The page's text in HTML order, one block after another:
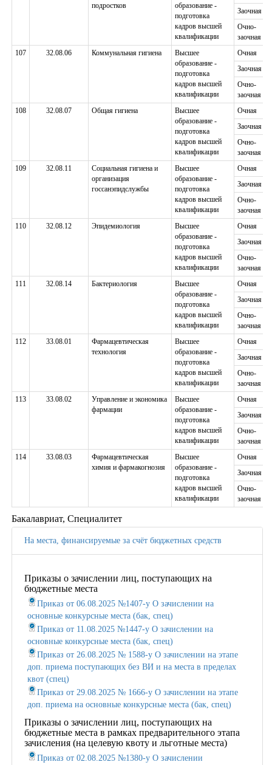
подростков
образование -
подготовка
кадров высшей
квалификации
Заочная
Очно-
заочная
107
32.08.06 Коммунальная гигиена
Высшее
образование -
подготовка
кадров высшей
квалификации
Очная
Заочная
Очно-
заочная
108
32.08.07 Общая гигиена
Высшее
образование -
подготовка
кадров высшей
квалификации
Очная
Заочная
Очно-
заочная
109
32.08.11
Социальная гигиена и
организация
госсанэпидслужбы
Высшее
образование -
подготовка
кадров высшей
квалификации
Очная
Заочная
Очно-
заочная
110
32.08.12 Эпидемиология
Высшее
образование -
подготовка
кадров высшей
квалификации
Очная
Заочная
Очно-
заочная
111
32.08.14 Бактериология
Высшее
образование -
подготовка
кадров высшей
квалификации
Очная
Заочная
Очно-
заочная
112
33.08.01
Фармацевтическая
технология
Высшее
образование -
подготовка
кадров высшей
квалификации
Очная
Заочная
Очно-
заочная
113
33.08.02
Управление и экономика
фармации
Высшее
образование -
подготовка
кадров высшей
квалификации
Очная
Заочная
Очно-
заочная
114
33.08.03
Фармацевтическая
химия и фармакогнозия
Высшее
образование -
подготовка
кадров высшей
квалификации
Очная
Заочная
Очно-
заочная
Бакалавриат, Специалитет
На места, финансируемые за счёт бюджетных средств
Приказы о зачислении лиц, поступающих на
бюджетные места
Приказ от 06.08.2025 №1407-у О зачислении на
основные конкурсные места (бак, спец)
Приказ от 11.08.2025 №1447-у О зачислении на
основные конкурсные места (бак, спец)
Приказ от 26.08.2025 № 1588-у О зачислении на этапе
доп. приема поступающих без ВИ и на места в пределах
квот (спец)
Приказ от 29.08.2025 № 1666-у О зачислении на этапе
доп. приема на основные конкурсные места (бак, спец)
Приказы о зачислении лиц, поступающих на
бюджетные места в рамках предварительного этапа
зачисления (на целевую квоту и льготные места)
Приказ от 02.08.2025 №1380-у О зачислении